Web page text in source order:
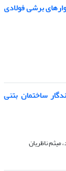
برشی فولادی
ساختمان بتنی
ناظریان